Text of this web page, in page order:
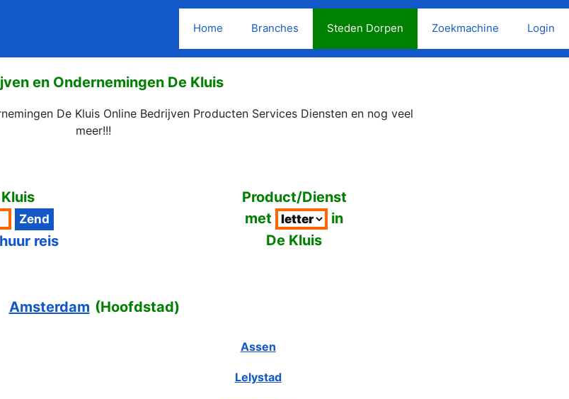
Home Branches Steden Dorpen Zoekmachine Login
en Ondernemingen De Kluis
De Kluis Online Bedrijven Producten Services Diensten en nog veel
meer!!!
reis
Product/Dienst
met
in
De Kluis
Amsterdam (Hoofdstad)
Assen
Lelystad